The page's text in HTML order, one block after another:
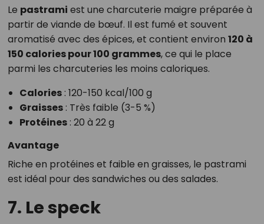
Le pastrami est une charcuterie maigre préparée à
partir de viande de bœuf. Il est fumé et souvent
aromatisé avec des épices, et contient environ 120 à
150 calories pour 100 grammes, ce qui le place
parmi les charcuteries les moins caloriques.
Calories: 120-150 kcal/100 g
Graisses: Très faible (3-5 %)
Protéines: 20 à 22 g
Avantage
Riche en protéines et faible en graisses, le pastrami
est idéal pour des sandwiches ou des salades.
7. Le speck